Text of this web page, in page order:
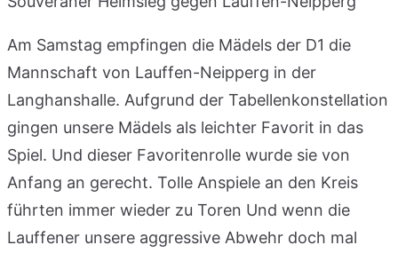
Am Samstag empfingen die Mädels der D1 die
Mannschaft von Lauffen-Neipperg in der
Langhanshalle. Aufgrund der Tabellenkonstellation
gingen unsere Mädels als leichter Favorit in das
Spiel. Und dieser Favoritenrolle wurde sie von
Anfang an gerecht. Tolle Anspiele an den Kreis
führten immer wieder zu Toren Und wenn die
Lauffener unsere aggressive Abwehr doch mal